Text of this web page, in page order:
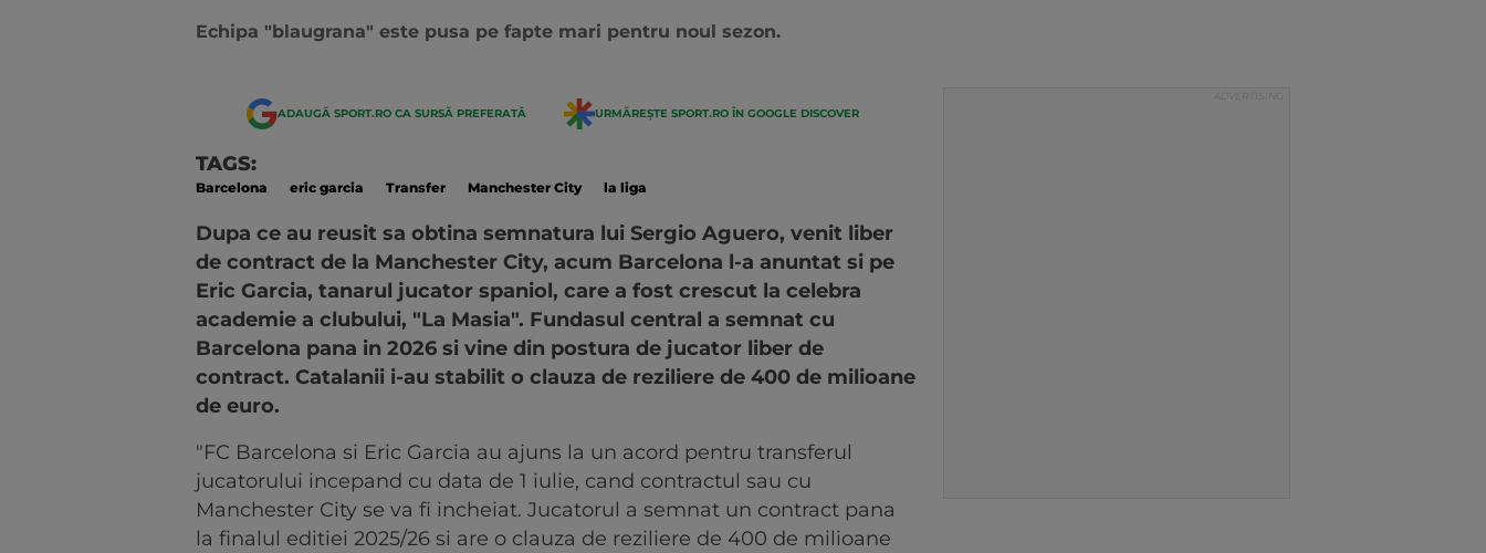
Echipa "blaugrana" este pusa pe fapte mari pentru noul sezon.
ADAUGĂ SPORT.RO CA SURSĂ PREFERATĂ URMĂREȘTE SPORT.RO ÎN GOOGLE DISCOVER
TAGS:
Barcelona eric garcia Transfer Manchester City la liga
Dupa ce au reusit sa obtina semnatura lui Sergio Aguero, venit liber
de contract de la Manchester City, acum Barcelona l-a anuntat si pe
Eric Garcia, tanarul jucator spaniol, care a fost crescut la celebra
academie a clubului, "La Masia". Fundasul central a semnat cu
Barcelona pana in 2026 si vine din postura de jucator liber de
contract. Catalanii i-au stabilit o clauza de reziliere de 400 de milioane
de euro.
"FC Barcelona si Eric Garcia au ajuns la un acord pentru transferul
jucatorului incepand cu data de 1 iulie, cand contractul sau cu
Manchester City se va fi incheiat. Jucatorul a semnat un contract pana
la finalul editiei 2025/26 si are o clauza de reziliere de 400 de milioane